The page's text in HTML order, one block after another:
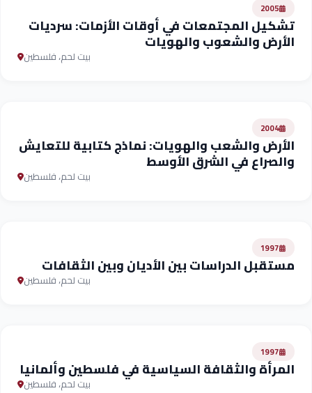
2005
تشكيل المجتمعات في أوقات الأزمات: سرديات
الأرض والشعوب والهويات
بيت لحم، فلسطين
2004
الأرض والشعب والهويات: نماذج كتابية للتعايش
والصراع في الشرق الأوسط
بيت لحم، فلسطين
1997
مستقبل الدراسات بين الأديان وبين الثقافات
بيت لحم، فلسطين
1997
المرأة والثقافة السياسية في فلسطين وألمانيا
بيت لحم، فلسطين